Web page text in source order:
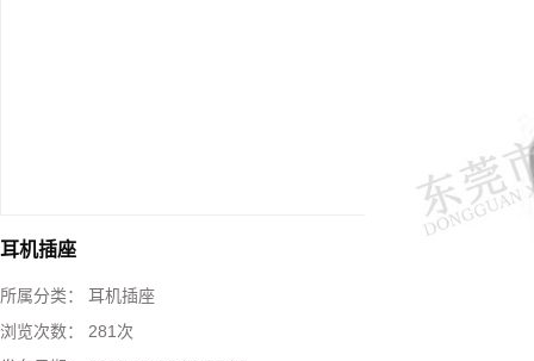
耳机插座
所属分类：
耳机插座
浏览次数：
281次